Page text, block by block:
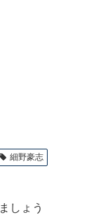
細野豪志
しょう